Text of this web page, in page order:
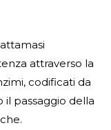
attraverso la
codificati da
il passaggio della